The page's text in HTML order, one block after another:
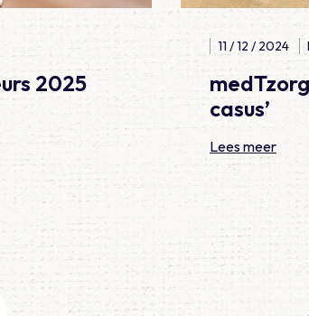
2025
casus’
11 / 12 / 2024
Lees meer